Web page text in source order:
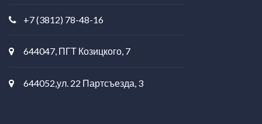
+7 (3812) 78-48-16
644047, ПГТ Козицкого, 7
644052,ул. 22 Партсъезда, 3